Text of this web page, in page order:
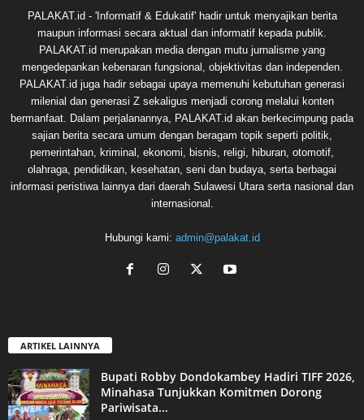
PALAKAT.id - 'Informatif & Edukatif' hadir untuk menyajikan berita
maupun informasi secara aktual dan informatif kepada publik.
PALAKAT.id merupakan media dengan mutu jurnalisme yang
mengedepankan kebenaran fungsional, objektivitas dan independen.
PALAKAT.id juga hadir sebagai upaya memenuhi kebutuhan generasi
milenial dan generasi Z sekaligus menjadi corong melalui konten
bermanfaat. Dalam perjalanannya, PALAKAT.id akan berkecimpung pada
sajian berita secara umum dengan beragam topik seperti politik,
pemerintahan, kriminal, ekonomi, bisnis, religi, hiburan, otomotif,
olahraga, pendidikan, kesehatan, seni dan budaya, serta berbagai
informasi peristiwa lainnya dari daerah Sulawesi Utara serta nasional dan
internasional.
Hubungi kami: admin@palakat.id
ARTIKEL LAINNYA
Bupati Robby Dondokambey Hadiri TIFF 2026,
Minahasa Tunjukkan Komitmen Dorong
Pariwisata...